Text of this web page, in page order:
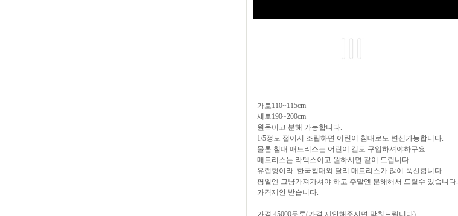
가로110~115cm
세로190~200cm
원목이고 분해 가능합니다.
1/5정도 접어서 조립하면 어린이 침대로도 변신가능합니다.
물론 침대 매트리스는 어린이 걸로 구입하셔야하구요
매트리스는 라텍스이고 원하시면 같이 드립니다.
유럽형이라 한국침대와 달리 매트리스가 많이 푹신합니다.
평일엔 그냥가져가셔야 하고 주말엔 분해해서 드릴수 있습니다.
가격제안 받습니다.
가격 45000두루(가격 제안해주시면 맞춰드립니다)